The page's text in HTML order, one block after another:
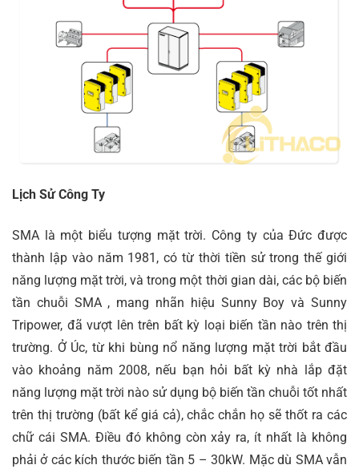
Lịch Sử Công Ty
SMA là một biểu tượng mặt trời. Công ty của Đức được
thành lập vào năm 1981, có từ thời tiền sử trong thế giới
năng lượng mặt trời, và trong một thời gian dài, các bộ biến
tần chuỗi SMA , mang nhãn hiệu Sunny Boy và Sunny
Tripower, đã vượt lên trên bất kỳ loại biến tần nào trên thị
trường. Ở Úc, từ khi bùng nổ năng lượng mặt trời bắt đầu
vào khoảng năm 2008, nếu bạn hỏi bất kỳ nhà lắp đặt
năng lượng mặt trời nào sử dụng bộ biến tần chuỗi tốt nhất
trên thị trường (bất kể giá cả), chắc chắn họ sẽ thốt ra các
chữ cái SMA. Điều đó không còn xảy ra, ít nhất là không
phải ở các kích thước biến tần 5 – 30kW. Mặc dù SMA vẫn